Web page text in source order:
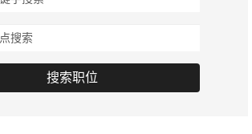
搜索职位